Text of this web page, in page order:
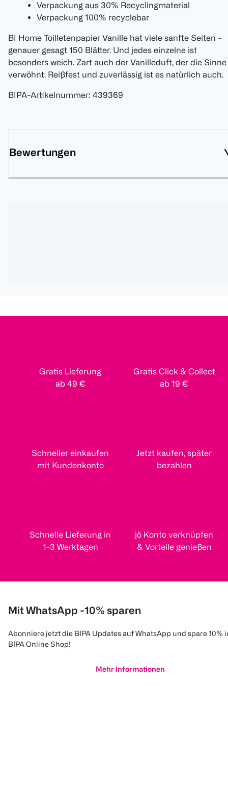
Verpackung aus 30% Recyclingmaterial
Verpackung 100% recyclebar
BI Home Toilletenpapier Vanille hat viele sanfte Seiten -
genauer gesagt 150 Blätter. Und jedes einzelne ist
besonders weich. Zart auch der Vanilleduft, der die Sinne
verwöhnt. Reißfest und zuverlässig ist es natürlich auch.
BIPA-Artikelnummer: 439369
Bewertungen
Gratis Lieferung
ab 49 €
Gratis Click & Collect
ab 19 €
Schneller einkaufen
mit Kundenkonto
Jetzt kaufen, später
bezahlen
Schnelle Lieferung in
1-3 Werktagen
jö Konto verknüpfen
& Vorteile genießen
Mit WhatsApp -10% sparen
Abonniere jetzt die BIPA Updates auf WhatsApp und spare 10%
BIPA Online Shop!
Mehr Informationen